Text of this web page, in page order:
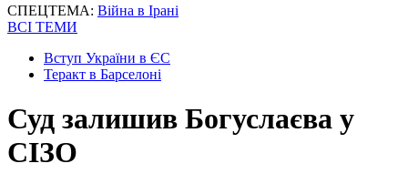
СПЕЦТЕМА: Війна в Ірані
ВСІ ТЕМИ
Вступ України в ЄС
Теракт в Барселоні
Суд залишив Богуслаєва у
СІЗО